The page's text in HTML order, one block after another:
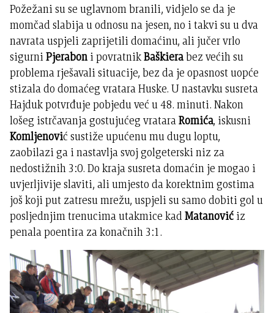
Požežani su se uglavnom branili, vidjelo se da je
momčad slabija u odnosu na jesen, no i takvi su u dva
navrata uspjeli zaprijetili domaćinu, ali jučer vrlo
sigurniPjerabon i povratnikBaškierabez većih su
problema rješavali situacije, bez da je opasnost uopće
stizala do domaćeg vratara Huske. U nastavku susreta
Hajduk potvrđuje pobjedu već u 48. minuti. Nakon
lošeg istrčavanja gostujućeg vrataraRomića, iskusni
Komljenović sustiže upućenu mu dugu loptu,
zaobilazi ga i nastavlja svoj golgeterski niz za
nedostižnih 3:0. Do kraja susreta domaćin je mogao i
uvjerljivije slaviti, ali umjesto da korektnim gostima
još koji put zatresu mrežu, uspjeli su samo dobiti gol u
posljednjim trenucima utakmice kadMatanović iz
penala poentira za konačnih 3:1.